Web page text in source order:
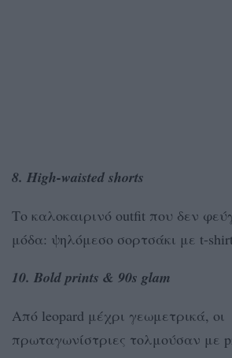
8. High-waisted shorts
Το καλοκαιρινό outfit που δεν
μόδα: ψηλόμεσο σορτσάκι με t-
10. Bold prints & 90s glam
Από leopard μέχρι γεωμετρικά, οι
πρωταγωνίστριες τολμούσαν με